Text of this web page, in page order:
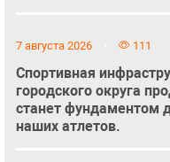
7 августа 2026 111
Спортивная
городского округа
станет фундаментом
наших атлетов.